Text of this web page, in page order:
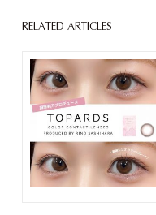
RELATED ARTICLES